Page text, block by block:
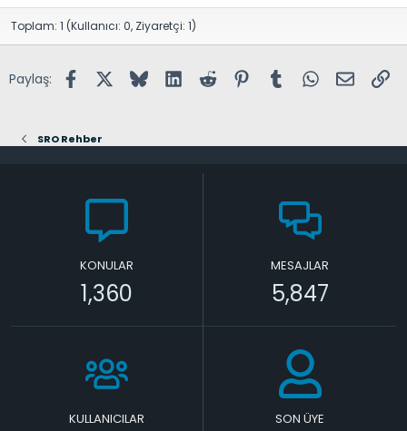
Toplam: 1 (Kullanıcı: 0, Ziyaretçi: 1)
Paylaş: FacebookX (Twitter)
BlueskyLinkedInReddit PinterestTumblr WhatsApp
E-posta
SRO Rehber
KONULAR
1,360
MESAJLAR
5,847
KULLANICILAR SON ÜYE